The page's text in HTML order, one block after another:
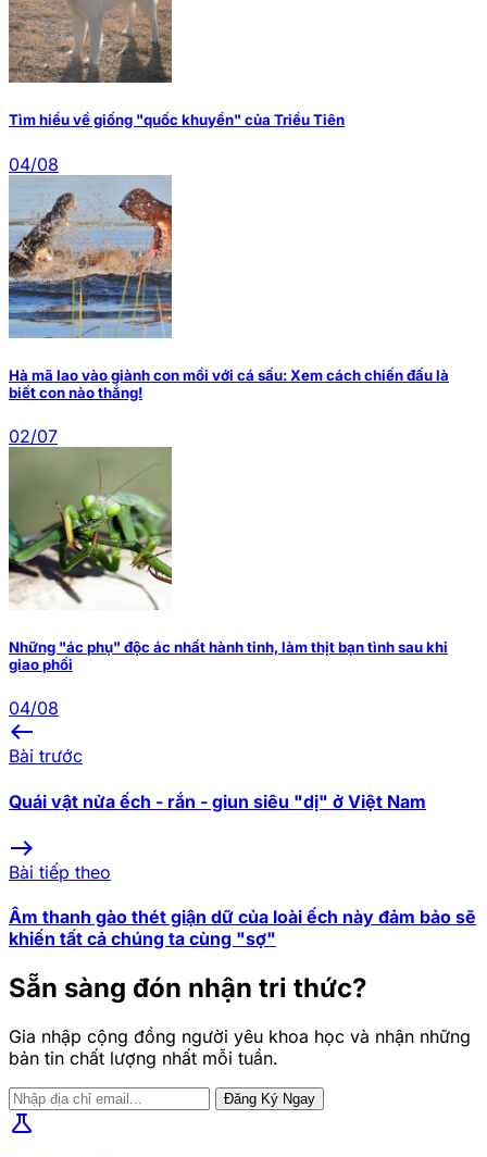
Tìm hiểu về giống "quốc khuyển" của Triều Tiên
04/08
Hà mã lao vào giành con mồi với cá sấu: Xem cách chiến đấu là
biết con nào thắng!
02/07
Những "ác phụ" độc ác nhất hành tinh, làm thịt bạn tình sau khi
giao phối
04/08
west
Bài trước
Quái vật nửa ếch - rắn - giun siêu "dị" ở Việt Nam
east
Bài tiếp theo
Âm thanh gào thét giận dữ của loài ếch này đảm bảo sẽ
khiến tất cả chúng ta cùng "sợ"
Sẵn sàng đón nhận tri thức?
Gia nhập cộng đồng người yêu khoa học và nhận những
bản tin chất lượng nhất mỗi tuần.
Đăng Ký Ngay
science